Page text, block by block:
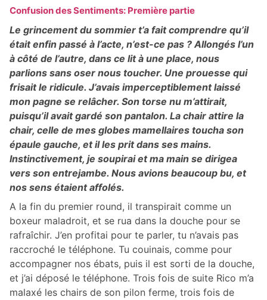
Confusion des Sentiments: Première partie
Le grincement du sommier t’a fait comprendre qu’il
était enfin passé à l’acte, n’est-ce pas ? Allongés l’un
à côté de l’autre, dans ce lit à une place, nous
parlions sans oser nous toucher. Une prouesse qui
frisait le ridicule. J’avais imperceptiblement laissé
mon pagne se relâcher. Son torse nu m’attirait,
puisqu’il avait gardé son pantalon. La chair attire la
chair, celle de mes globes mamellaires toucha son
épaule gauche, et il les prit dans ses mains.
Instinctivement, je soupirai et ma main se dirigea
vers son entrejambe. Nous avions beaucoup bu, et
nos sens étaient affolés.
A la fin du premier round, il transpirait comme un
boxeur maladroit, et se rua dans la douche pour se
rafraîchir. J’en profitai pour te parler, tu n’avais pas
raccroché le téléphone. Tu couinais, comme pour
accompagner nos ébats, puis il est sorti de la douche,
et j’ai déposé le téléphone. Trois fois de suite Rico m’a
malaxé les chairs de son pilon ferme, trois fois de